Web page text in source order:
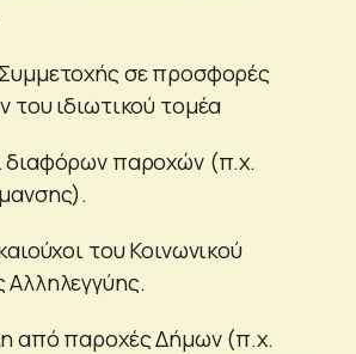
σε προσφορές
του ιδιωτικού τομέα
διαφόρων παροχών (π.χ.
του Κοινωνικού
από παροχές Δήμων (π.χ.